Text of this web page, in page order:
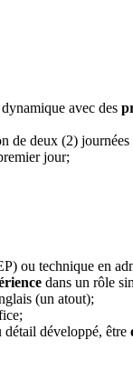
avec des
de deux (2) journées
jour;
ou technique en
dans un rôle
(un atout);
détail développé, être